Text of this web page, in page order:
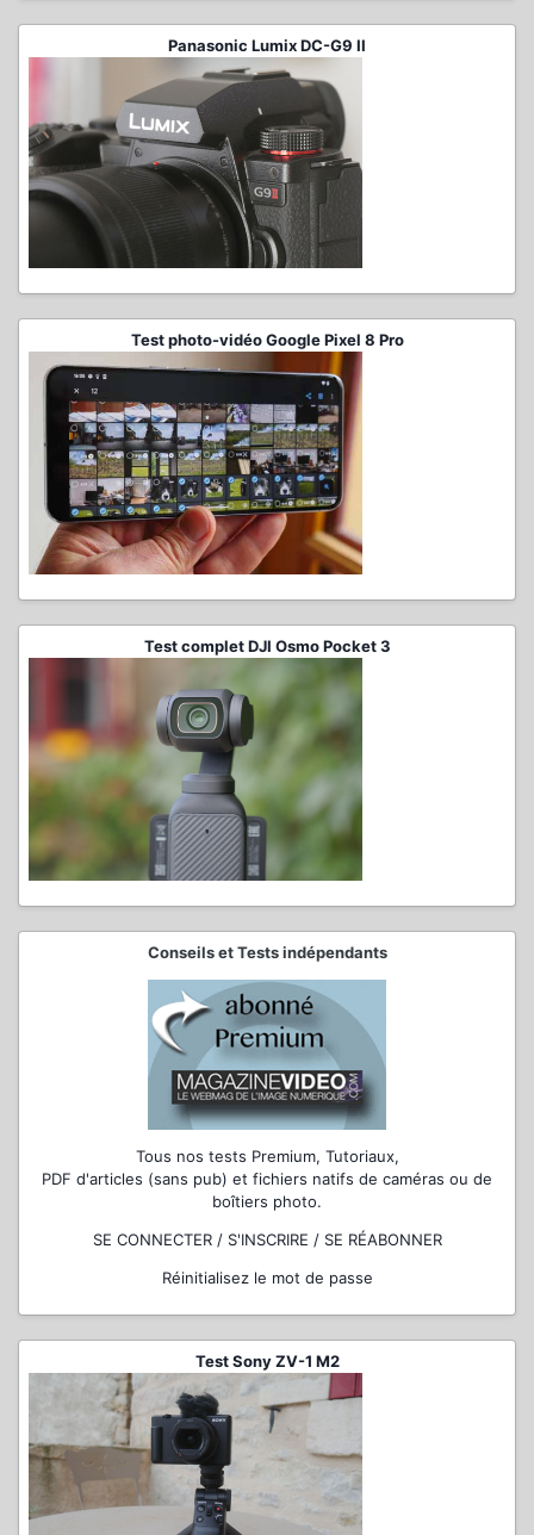
Panasonic Lumix DC-G9 II
Test photo-vidéo Google Pixel 8 Pro
Test complet DJI Osmo Pocket 3
Conseils et Tests indépendants
Tous nos tests Premium, Tutoriaux,
PDF d'articles (sans pub) et fichiers natifs de caméras ou de
boîtiers photo.
SE CONNECTER / S'INSCRIRE / SE RÉABONNER
Réinitialisez le mot de passe
Test Sony ZV-1 M2